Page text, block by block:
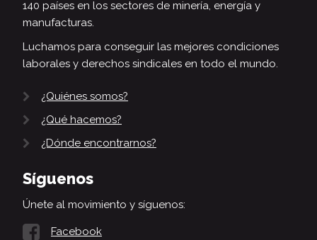
140 países en los sectores de minería, energía y
manufacturas.
Luchamos para conseguir las mejores condiciones
laborales y derechos sindicales en todo el mundo.
¿Quiénes somos?
¿Qué hacemos?
¿Dónde encontrarnos?
Síguenos
Únete al movimiento y síguenos:
Facebook